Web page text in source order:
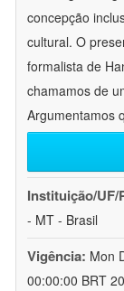
concepção
cultural. O
formalista de
chamamos de
Argumentamos
Instituição/UF/
- MT - Brasil
Vigência: Mon
00:00:00 BRT